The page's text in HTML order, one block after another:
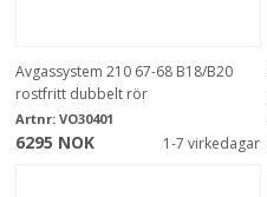
Avgassystem 210 67-68 B18/B20
rostfritt dubbelt rör
Artnr: VO30401
6295 NOK 1-7 virkedagar